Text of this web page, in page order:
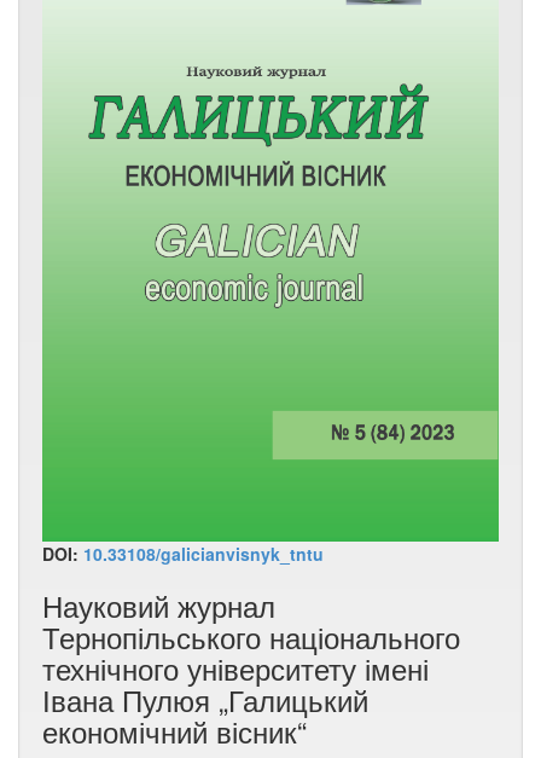
DOI: 10.33108/galicianvisnyk_tntu
Науковий журнал
Тернопільського національного
технічного університету імені
Івана Пулюя „Галицький
економічний вісник“